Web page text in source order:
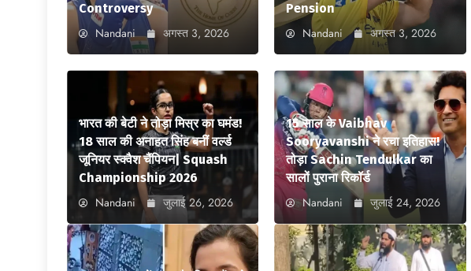
Controversy
Nandani अगस्त 3, 2026
Pension
Nandani अगस्त 3, 2026
भारत की बेटी ने तोड़ा मिस्र का घमंड!
18 साल की अनाहत सिंह बनीं वर्ल्ड
जूनियर स्क्वैश चैंपियन| Squash
Championship 2026
Nandani जुलाई 26, 2026
15 साल के Vaibhav
Sooryavanshi ने रचा इतिहास!
तोड़ा Sachin Tendulkar का
सालों पुराना रिकॉर्ड
Nandani जुलाई 24, 2026